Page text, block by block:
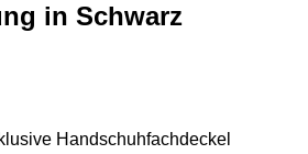
in Schwarz
Handschuhfachdeckel